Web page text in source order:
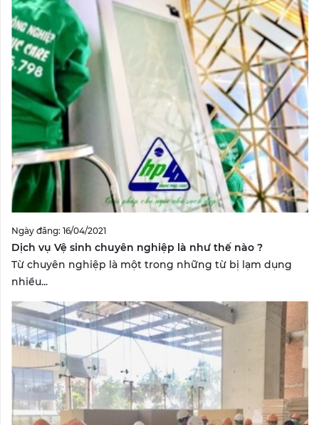
Ngày đăng: 16/04/2021
Dịch vụ Vệ sinh chuyên nghiệp là như thế nào ?
Từ chuyên nghiệp là một trong những từ bị lạm dụng
nhiều...